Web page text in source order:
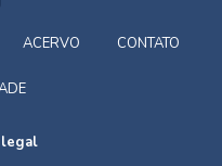
ACERVO CONTATO
legal